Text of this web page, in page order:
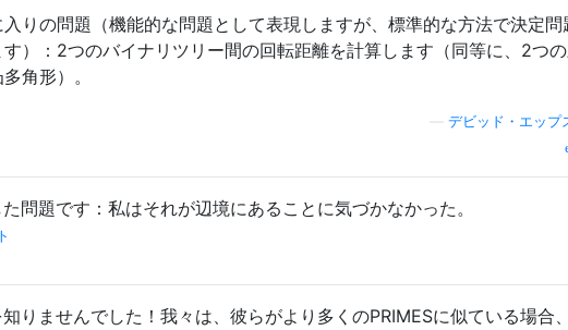
りの問題（機能的な問題として表現しますが、標準的な方法で決定問
）：2つのバイナリツリー間の回転距離を計算します（同等に、2つ
角形）。
デビッド・エップ
問題です：私はそれが辺境にあることに気づかなかった。
りませんでした！我々は、彼らがより多くのPRIMESに似ている場合